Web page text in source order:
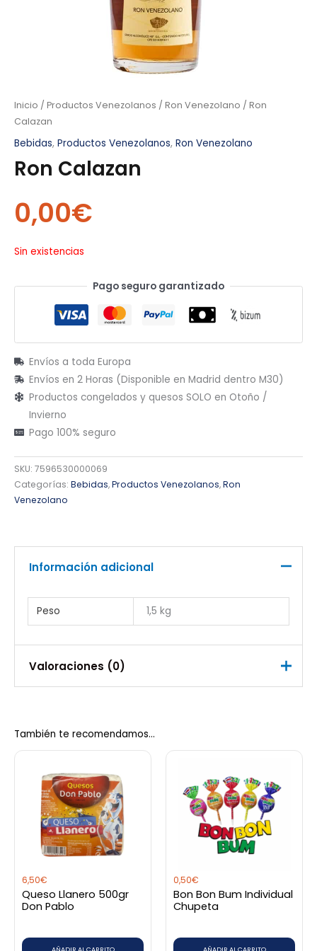
Inicio / Productos Venezolanos / Ron Venezolano / Ron
Calazan
Bebidas, Productos Venezolanos, Ron Venezolano
Ron Calazan
0,00€
Sin existencias
Pago seguro garantizado
Envíos a toda Europa
Envíos en 2 Horas (Disponible en Madrid dentro M30)
Productos congelados y quesos SOLO en Otoño /
Invierno
Pago 100% seguro
SKU: 7596530000069
Categorías: Bebidas,Productos Venezolanos,Ron
Venezolano
Información adicional
Peso 1,5 kg
Valoraciones (0)
Sé el primero en valorar “Ron
Calazan”
Debesaccederpara publicar una valoración.
También te recomendamos…
6,50€
Queso Llanero 500gr
Don Pablo
AÑADIR AL CARRITO
0,50€
Bon Bon Bum Individual
Chupeta
AÑADIR AL CARRITO